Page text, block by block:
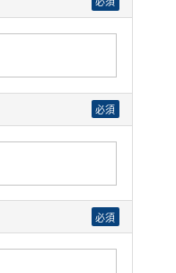
必須
必須